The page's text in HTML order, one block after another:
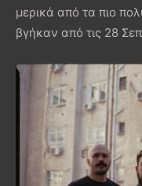
μερικά από τα πιο
βγήκαν από τις 28